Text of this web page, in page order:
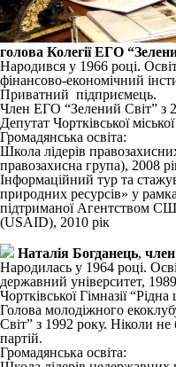
голова Колегії ЕГО
Народився у 1966 році.
фінансово-економічний
Приватний підприємець.
Член ЕГО “Зелений Світ” з
Депутат Чортківської
Громадянська освіта:
Школа лідерів
правозахисна група), 2008
Інформаційний тур та
природних ресурсів» у
підтриманої Агентством
(USAID), 2010 рік
Наталія Богданець,
Народилась у 1964 році.
державний університет,
Чортківської Гімназії
Голова молодіжного
Світ” з 1992 року. Ніколи
партій.
Громадянська освіта: